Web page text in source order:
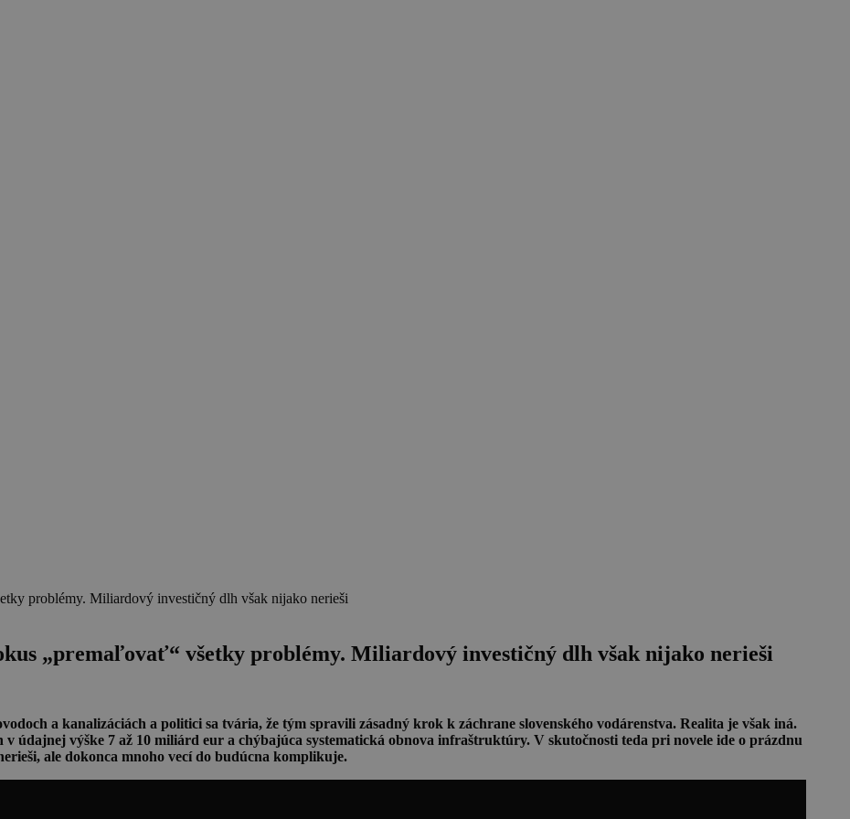
„premaľovať“ všetky problémy. Miliardový investičný dlh však nijako nerieši
a kanalizáciách a politici sa tvária, že tým spravili zásadný krok k záchrane slovenského vodárenstva. Realita je však iná.
v údajnej výške 7 až 10 miliárd eur a chýbajúca systematická obnova infraštruktúry. V skutočnosti teda pri novele ide o prázdnu
ale dokonca mnoho vecí do budúcna komplikuje.